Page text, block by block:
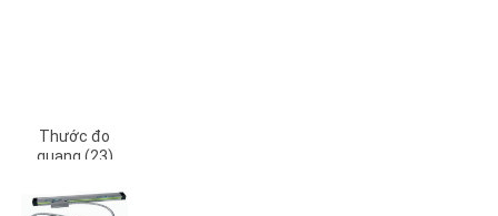
Thước đo
quang (23)